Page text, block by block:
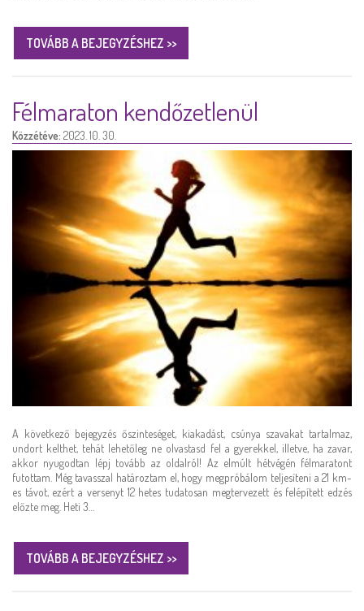
TOVÁBB A BEJEGYZÉSHEZ >>
Félmaraton kendőzetlenül
Közzétéve: 2023. 10. 30.
A következő bejegyzés őszinteséget, kiakadást, csúnya szavakat tartalmaz,
undort kelthet, tehát lehetőleg ne olvastasd fel a gyerekkel, illetve, ha zavar,
akkor nyugodtan lépj tovább az oldalról! Az elmúlt hétvégén félmaratont
futottam. Még tavasszal határoztam el, hogy megpróbálom teljesíteni a 21 km-
es távot, ezért a versenyt 12 hetes tudatosan megtervezett és felépített edzés
előzte meg. Heti 3…
TOVÁBB A BEJEGYZÉSHEZ >>